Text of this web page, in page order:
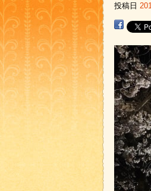
投稿日